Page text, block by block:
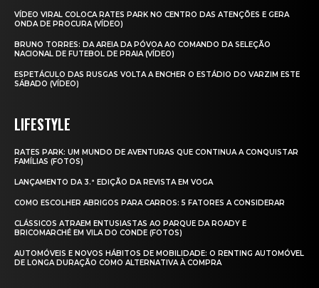
VÍDEO VIRAL COLOCA RATES PARK NO CENTRO DAS ATENÇÕES E GERA
ONDA DE PROCURA (VÍDEO)
BRUNO TORRES: DA AREIA DA PÓVOA AO COMANDO DA SELEÇÃO
NACIONAL DE FUTEBOL DE PRAIA (VÍDEO)
ESPETÁCULO DAS RUSGAS VOLTA A ENCHER O ESTÁDIO DO VARZIM ESTE
SÁBADO (VÍDEO)
LIFESTYLE
RATES PARK: UM MUNDO DE AVENTURAS QUE CONTINUA A CONQUISTAR
FAMÍLIAS (FOTOS)
LANÇAMENTO DA 3.ª EDIÇÃO DA REVISTA EM VOGA
COMO ESCOLHER ABRIGOS PARA CARROS: 5 FATORES A CONSIDERAR
CLÁSSICOS ATRAEM ENTUSIASTAS AO PARQUE DA ROADY E
BRICOMARCHÉ EM VILA DO CONDE (FOTOS)
AUTOMÓVEIS E NOVOS HÁBITOS DE MOBILIDADE: O RENTING AUTOMÓVEL
DE LONGA DURAÇÃO COMO ALTERNATIVA À COMPRA